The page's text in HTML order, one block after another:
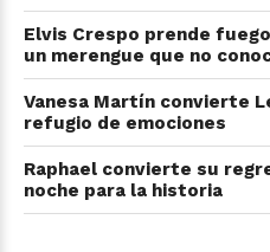
Elvis Crespo prende
un merengue que no
Vanesa Martín convierte
refugio de emociones
Raphael convierte su
noche para la historia